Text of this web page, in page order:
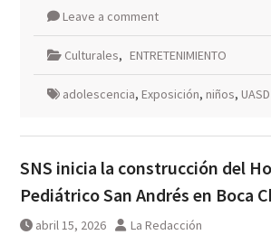
Leave a comment
Culturales, ENTRETENIMIENTO
adolescencia, Exposición, niños, UASD
SNS inicia la construcción del
Pediátrico San Andrés en Boca
abril 15, 2026 La Redacción